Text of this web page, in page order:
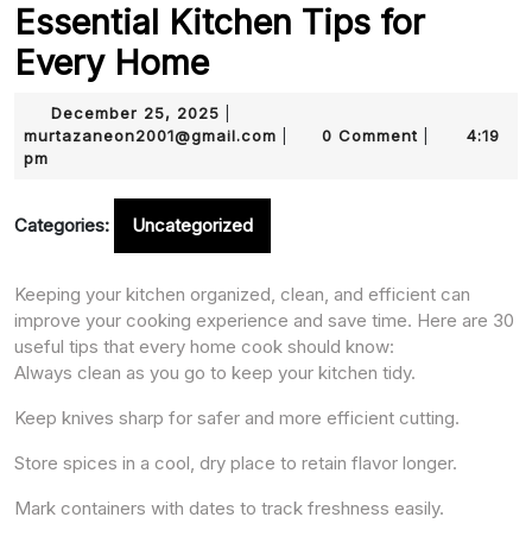
Essential Kitchen Tips for
Every Home
December 25, 2025
25,
murtazaneon2001@gmail.com murtazaneon2001@gmail.com
0 Comment
4:19
pm
Categories: Uncategorized
Keeping your kitchen organized, clean, and efficient can
improve your cooking experience and save time. Here are 30
useful tips that every home cook should know:
Always clean as you go to keep your kitchen tidy.
Keep knives sharp for safer and more efficient cutting.
Store spices in a cool, dry place to retain flavor longer.
Mark containers with dates to track freshness easily.